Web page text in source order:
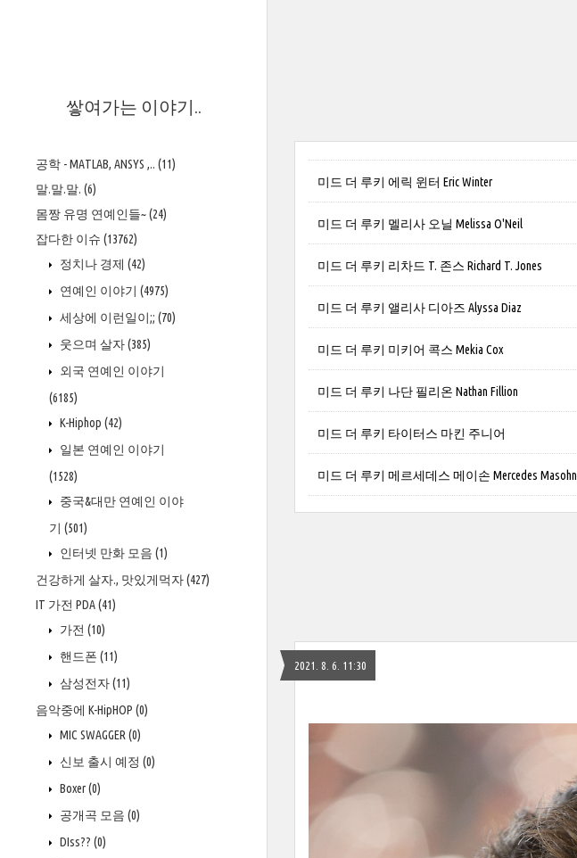
쌓여가는 이야기..
공학 - MATLAB, ANSYS ,.. (11)
말.말.말. (6)
몸짱 유명 연예인들~(24)
잡다한 이슈 (13762)
정치나 경제 (42)
연예인 이야기 (4975)
세상에 이런일이;; (70)
웃으며 살자(385)
외국 연예인 이야기
(6185)
K-Hiphop (42)
일본 연예인 이야기
(1528)
중국&대만 연예인 이야
기 (501)
인터넷 만화 모음 (1)
건강하게 살자., 맛있게먹자(427)
IT 가전 PDA(41)
가전 (10)
핸드폰 (11)
삼성전자(11)
음악중에 K-HipHOP (0)
MIC SWAGGER (0)
신보 출시 예정 (0)
Boxer(0)
공개곡 모음 (0)
DIss?? (0)
미드 더 루키 에릭 윈터 Eric Winter
미드 더 루키 멜리사 오닐 Melissa O'Neil
미드 더 루키 리차드 T. 존스 Richard T. Jones
미드 더 루키 앨리사 디아즈 Alyssa Diaz
미드 더 루키 미키어 콕스 Mekia Cox
미드 더 루키 나단 필리온 Nathan Fillion
미드 더 루키 타이터스 마킨 주니어
미드 더 루키 메르세데스 메이손 Mercedes Masohn
2021. 8. 6. 11:30